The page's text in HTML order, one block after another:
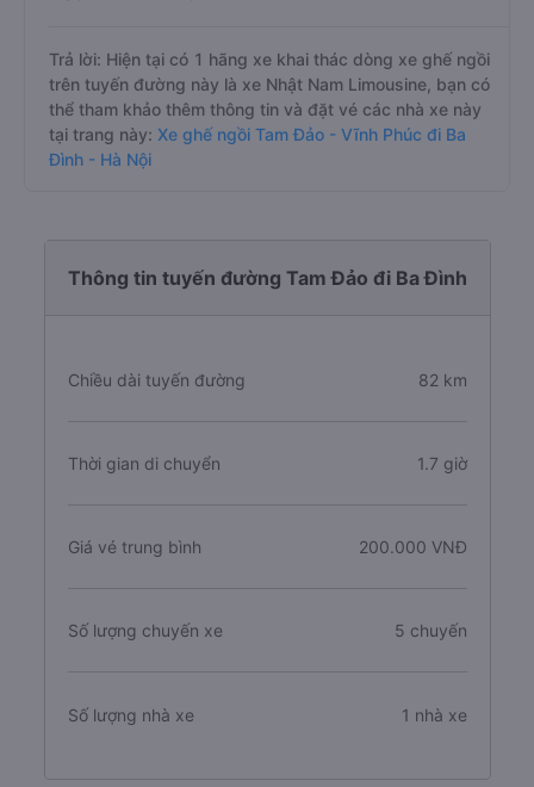
Trả lời: Hiện tại có 1 hãng xe khai thác dòng xe ghế ngồi
trên tuyến đường này là xe Nhật Nam Limousine, bạn có
thể tham khảo thêm thông tin và đặt vé các nhà xe này
tại trang này: Xe ghế ngồi Tam Đảo - Vĩnh Phúc đi Ba
Đình - Hà Nội
Thông tin tuyến đường Tam Đảo đi Ba Đình
Chiều dài tuyến đường 82 km
Thời gian di chuyển 1.7 giờ
Giá vé trung bình 200.000 VNĐ
Số lượng chuyến xe 5 chuyến
Số lượng nhà xe 1 nhà xe